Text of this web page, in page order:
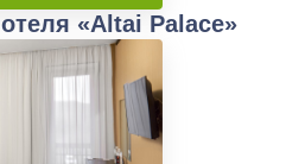
«Altai Palace»